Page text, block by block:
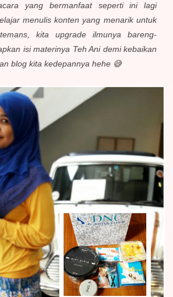
yang bermanfaat seperti ini lagi
menulis konten yang menarik untuk
kita upgrade ilmunya bareng-
isi materinya Teh Ani demi kebaikan
blog kita kedepannya hehe 😅